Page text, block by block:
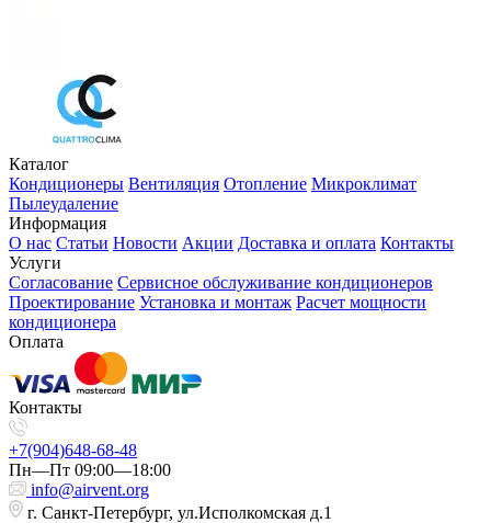
Каталог
Кондиционеры Вентиляция Отопление Микроклимат
Пылеудаление
Информация
О нас Статьи Новости Акции Доставка и оплата Контакты
Услуги
Согласование Сервисное обслуживание кондиционеров
Проектирование Установка и монтаж Расчет мощности
кондиционера
Оплата
Контакты
+7(904)648-68-48
Пн—Пт 09:00—18:00
info@airvent.org
г. Санкт-Петербург, ул.Исполкомская д.1